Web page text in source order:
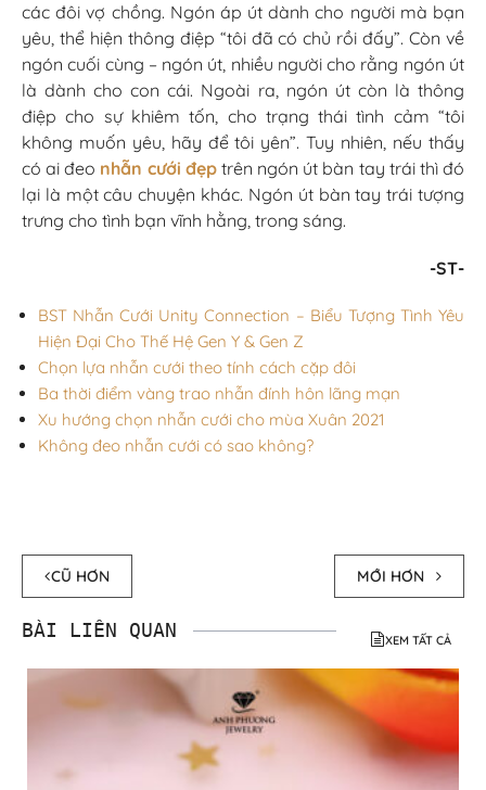
các đôi vợ chồng. Ngón áp út dành cho người mà bạn
yêu, thể hiện thông điệp “tôi đã có chủ rồi đấy”. Còn về
ngón cuối cùng – ngón út, nhiều người cho rằng ngón út
là dành cho con cái. Ngoài ra, ngón út còn là thông
điệp cho sự khiêm tốn, cho trạng thái tình cảm “tôi
không muốn yêu, hãy để tôi yên”. Tuy nhiên, nếu thấy
có ai đeo nhẫn cưới đẹptrên ngón út bàn tay trái thì đó
lại là một câu chuyện khác. Ngón út bàn tay trái tượng
trưng cho tình bạn vĩnh hằng, trong sáng.
-ST-
BST Nhẫn Cưới Unity Connection – Biểu Tượng Tình Yêu
Hiện Đại Cho Thế Hệ Gen Y & Gen Z
Chọn lựa nhẫn cưới theo tính cách cặp đôi
Ba thời điểm vàng trao nhẫn đính hôn lãng mạn
Xu hướng chọn nhẫn cưới cho mùa Xuân 2021
Không đeo nhẫn cưới có sao không?
CŨ HƠN MỚI HƠN
XEM TẤT CẢ
BÀI LIÊN QUAN